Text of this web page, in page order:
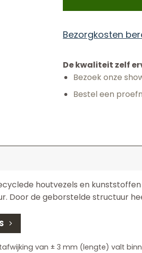
Bezorgkosten
De kwaliteit zelf
Bezoek onze
Bestel een
houtvezels en
Door de geborstelde structuur
van ± 3 mm (lengte) valt